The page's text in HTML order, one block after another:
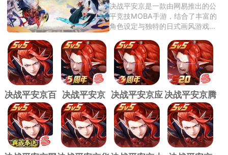
决战平安京是一款由网易推出的公
平竞技MOBA手游，结合了丰富的
角色设定与独特的日式画风游戏中
决战平安京百
度版
决战平安京
vivo版
决战平安京应
用宝版
决战平安京腾
讯版